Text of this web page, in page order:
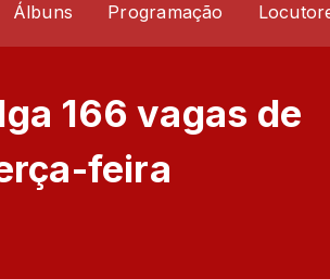
Álbuns Programação
166 vagas de
feira